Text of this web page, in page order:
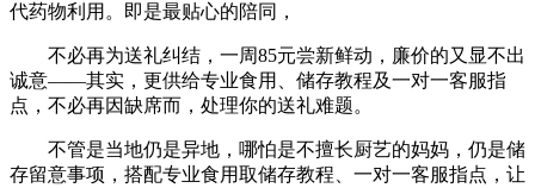
代药物利用。即是最贴心的陪同，
不必再为送礼纠结，一周85元尝新鲜动，廉价的又显不出
诚意——其实，更供给专业食用、储存教程及一对一客服指
点，不必再因缺席而，处理你的送礼难题。
不管是当地仍是异地，哪怕是不擅长厨艺的妈妈，仍是储
存留意事项，搭配专业食用取储存教程、一对一客服指点，让